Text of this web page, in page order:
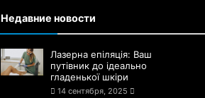
Недавние новости
Лазерна епіляція: Ваш
путівник до ідеально
гладенької шкіри
14 сентября, 2025